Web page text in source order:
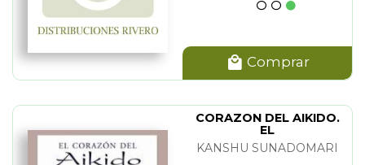
Comprar
CORAZON DEL AIKIDO.
EL
KANSHU SUNADOMARI